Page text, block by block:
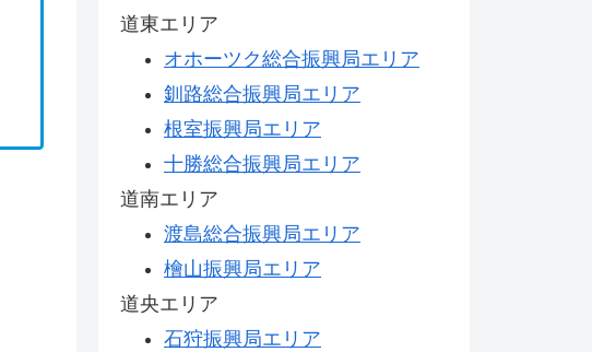
道東エリア
オホーツク総合振興局エリア
釧路総合振興局エリア
根室振興局エリア
十勝総合振興局エリア
道南エリア
渡島総合振興局エリア
檜山振興局エリア
道央エリア
石狩振興局エリア